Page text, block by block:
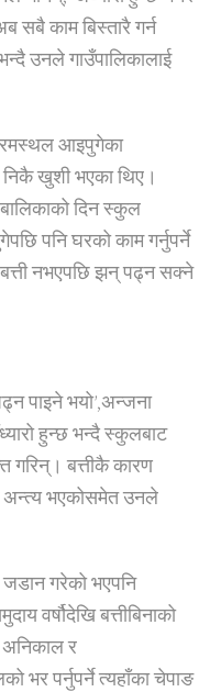
सबै काम बिस्तारै गर्न
उनले गाउँपालिकालाई
आइपुगेका
निकै खुशी भएका थिए।
दिन स्कुल
पनि घरको काम गर्नुपर्ने
नभएपछि झन् पढ्न सक्ने
पाइने भयो’,अन्जना
हुन्छ भन्दै स्कुलबाट
गरिन्। बत्तीकै कारण
अन्त्य भएकोसमेत उनले
गरेको भएपनि
वर्षौदेखि बत्तीबिनाको
र
भर पर्नुपर्ने त्यहाँका चेपाङ